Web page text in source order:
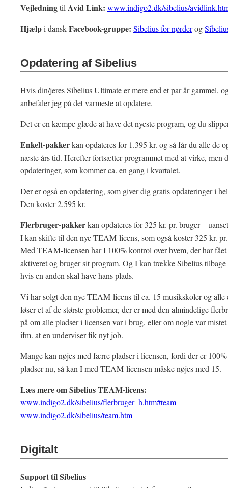
VejledningtilAvid Link: www.indigo2.dk/sibelius/
Hjælpi danskFacebook-gruppe: Sibelius for nørderog
Opdatering af Sibelius
Hvis din/jeres Sibelius Ultimate er mere end et par år gammel,
anbefaler jeg på det varmeste at opdatere.
Det er en kæmpe glæde at have det nyeste program, og du
Enkelt-pakkerkan opdateres for 1.395 kr. og så får du alle de
næste års tid. Herefter fortsætter programmet med at virke, men
opdateringer, som kommer ca. en gang i kvartalet.
Der er også en opdatering, som giver dig gratis opdateringer i
Den koster 2.595 kr.
Flerbruger-pakkerkan opdateres for 325 kr. pr. bruger –
I kan skifte til den nye TEAM-licens, som også koster 325 kr.
Med TEAM-licensen har I 100% kontrol over hvem, der har
aktiveret og bruger sit program. Og I kan trække Sibelius
hvis en anden skal have hans plads.
Vi har solgt den nye TEAM-licens til ca. 15 musikskoler og alle
løser et af de største problemer, der er med den almindelige
på om alle pladser i licensen var i brug, eller om nogle var
ifm. at en underviser fik nyt job.
Mange kan nøjes med færre pladser i licensen, fordi der er
pladser nu, så kan I med TEAM-licensen måske nøjes med 15.
Læs mere om Sibelius TEAM-licens:
www.indigo2.dk/sibelius/flerbruger_h.htm#team
www.indigo2.dk/sibelius/team.htm
Digitalt
Support til Sibelius